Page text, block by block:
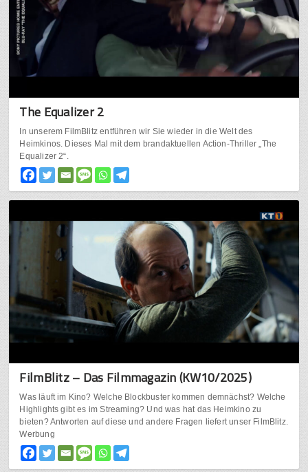
The Equalizer 2
In unserem FilmBlitz entführen wir Sie wieder in die Welt des
Heimkinos. Dieses Mal mit dem brandaktuellen Action-Thriller „The
Equalizer 2“.
FilmBlitz – Das Filmmagazin (KW10/2025)
Was läuft im Kino? Welche Blockbuster kommen demnächst? Welche
Highlights gibt es im Streaming? Und was hat das Heimkino zu
bieten? Antworten auf diese und andere Fragen liefert unser FilmBlitz.
Werbung